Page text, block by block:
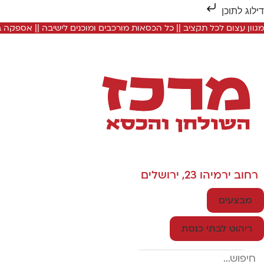
דילוג לתוכן
מגוון עצום לכל תקציב || כל הכסאות מורכבים ומוכנים לישיבה ||
רחוב ירמיהו 23, ירושלים
מבצעים
ריהוט לבתי כנסת
Search